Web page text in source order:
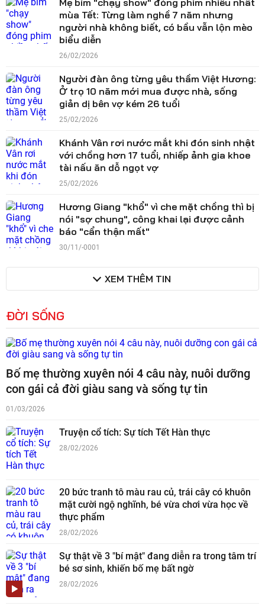
mùa Tết: Từng làm nghề 7 năm nhưng
người nhà không biết, có bầu vẫn lộn mèo
biểu diễn
26/02/2026
Người đàn ông từng yêu thầm Việt Hương:
Ở trọ 10 năm mới mua được nhà, sống
giản dị bên vợ kém 26 tuổi
25/02/2026
Khánh Vân rơi nước mắt khi đón sinh nhật
với chồng hơn 17 tuổi, nhiếp ảnh gia khoe
tài nấu ăn dỗ ngọt vợ
25/02/2026
Hương Giang "khổ" vì che mặt chồng thì bị
nói "sợ chung", công khai lại được cảnh
báo "cẩn thận mất"
30/11/-0001
XEM THÊM TIN
ĐỜI SỐNG
Bố mẹ thường xuyên nói 4 câu này, nuôi dưỡng
con gái cả đời giàu sang và sống tự tin
01/03/2026
Truyện cổ tích: Sự tích Tết Hàn thực
28/02/2026
20 bức tranh tô màu rau củ, trái cây có khuôn
mặt cười ngộ nghĩnh, bé vừa chơi vừa học về
thực phẩm
28/02/2026
Sự thật về 3 "bí mật" đang diễn ra trong tâm trí
bé sơ sinh, khiến bố mẹ bất ngờ
28/02/2026